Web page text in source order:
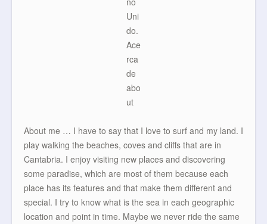
About me … I have to say that I love to surf and my land. I
play walking the beaches, coves and cliffs that are in
Cantabria. I enjoy visiting new places and discovering
some paradise, which are most of them because each
place has its features and that make them different and
special. I try to know what is the sea in each geographic
location and point in time. Maybe we never ride the same